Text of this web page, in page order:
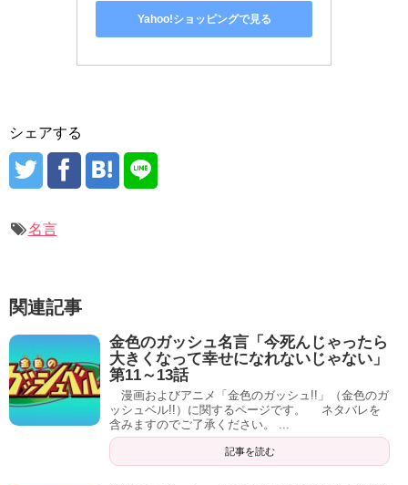
Yahoo!ショッピングで見る
シェアする
名言
関連記事
金色のガッシュ名言「今死んじゃったら
大きくなって幸せになれないじゃない」
第11～13話
漫画およびアニメ「金色のガッシュ!!」（金色のガ
ッシュベル!!）に関するページです。 ネタバレを
含みますのでご了承ください。 ...
記事を読む